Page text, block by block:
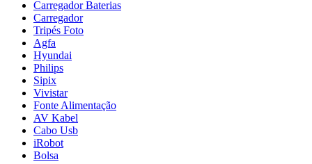
Carregador Baterias
Carregador
Tripés Foto
Agfa
Hyundai
Philips
Sipix
Vivistar
Fonte Alimentação
AV Kabel
Cabo Usb
iRobot
Bolsa